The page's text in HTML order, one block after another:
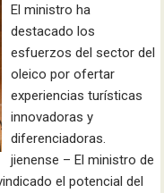
El ministro ha
destacado los
esfuerzos del sector del
oleico por ofertar
experiencias turísticas
innovadoras y
diferenciadoras.
jienense – El ministro de
el potencial del